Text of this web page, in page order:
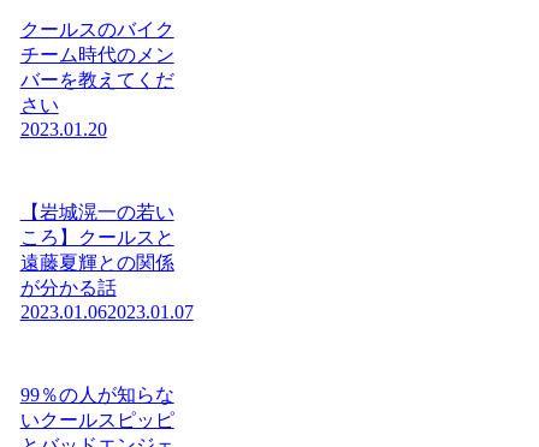
クールスのバイク
チーム時代のメン
バーを教えてくだ
さい
2023.01.20
【岩城滉一の若い
ころ】クールスと
遠藤夏輝との関係
が分かる話
2023.01.062023.01.07
99％の人が知らな
いクールスピッピ